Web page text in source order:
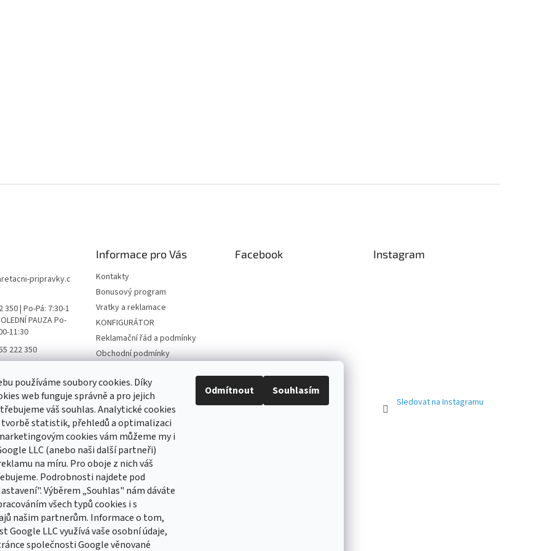
používáme soubory cookies. Díky
web funguje správně a pro jejich
váš souhlas. Analytické cookies
tvorbě statistik, přehledů a optimalizaci
cookies vám můžeme my i
LLC (anebo naši další partneři)
na míru. Pro oboje z nich váš
Podrobnosti najdete pod
Výběrem „Souhlas" nám dáváte
všech typů cookies i s
našim partnerům. Informace o tom,
Google LLC využívá vaše osobní údaje,
společnosti Google věnované
Odmítnout Souhlasím
pripravky.c
350 | Po-Pá: 7:30-1
PAUZA Po-
11:30
222 350
Informace pro Vás
Kontakty
Bonusový program
Vratky a reklamace
KONFIGURÁTOR
Reklamační řád a podmínky
Obchodní podmínky
údajů
Hodnocení obchodu
Facebook Instagram
Sledovat na Instagramu
newsletter
mail a my vám budeme zasílat informace o nových
našem e-shopu.
mailu souhlasíte spodmínkami ochrany osobních